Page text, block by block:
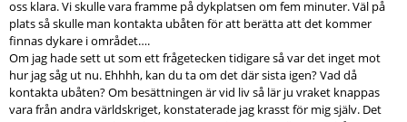
oss klara. Vi skulle vara framme på dykplatsen om fem minuter. Väl på
plats så skulle man kontakta ubåten för att berätta att det kommer
finnas dykare i området….
Om jag hade sett ut som ett frågetecken tidigare så var det inget mot
hur jag såg ut nu. Ehhhh, kan du ta om det där sista igen? Vad då
kontakta ubåten? Om besättningen är vid liv så lär ju vraket knappas
vara från andra världskriget, konstaterade jag krasst för mig själv. Det